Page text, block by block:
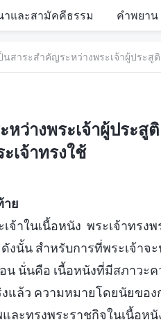
าและสามัคคีธรรม คำพยาน
ว่างพระเจ้าผู้ประสู
เจ้าทรงใช้
าย
จ้าในเนื้อหนัง พระเจ้าทรง
นั้น สำหรับการที่พระเจ้าจ
น นั่นคือ เนื้อหนังที่มีสภาวะ
ล้ว ความหมายโดยนัยของ
ละทรงพระราชกิจในเนื้อหนั